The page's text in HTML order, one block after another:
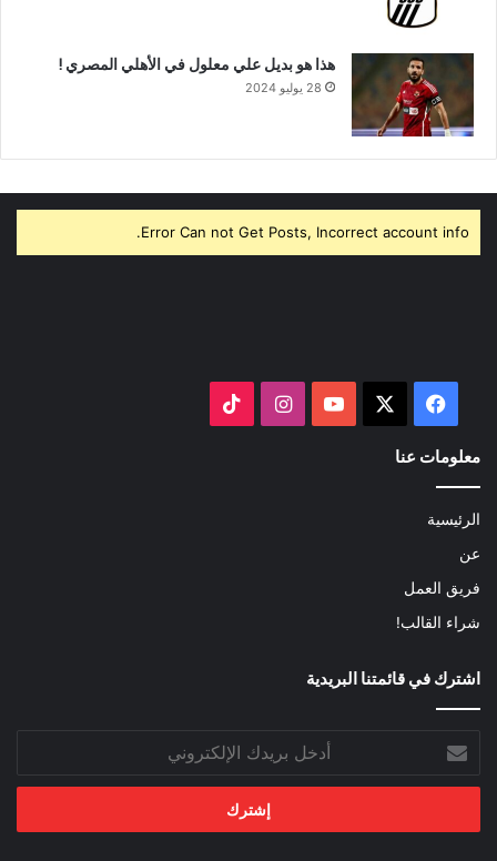
هذا هو بديل علي معلول في الأهلي المصري !
28 يوليو 2024
Error Can not Get Posts, Incorrect account info.
فيسبوك ‫YouTubeانستقرام
معلومات عنا
الرئيسية
عن
فريق العمل
شراء القالب!
اشترك في قائمتنا البريدية
بريدك
الإلكتروني